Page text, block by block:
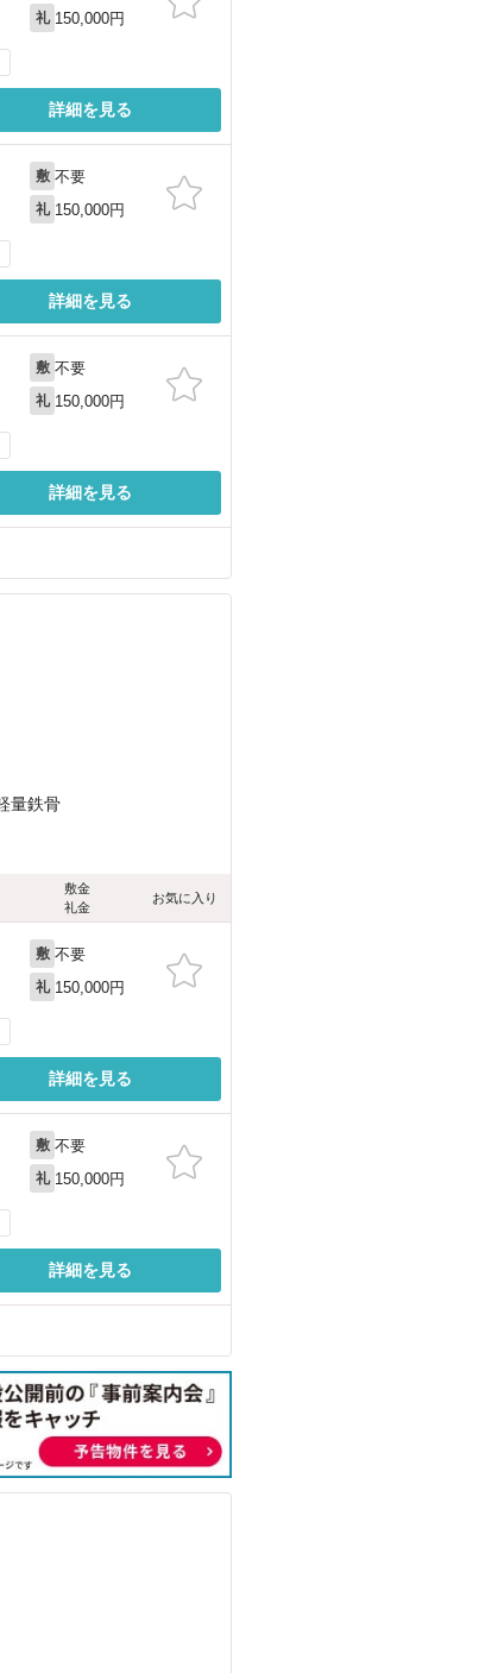
礼 150,000円
詳細を見る
敷 不要
礼 150,000円
詳細を見る
敷 不要
礼 150,000円
詳細を見る
量鉄骨
敷金
礼金
お気に入り
敷 不要
礼 150,000円
詳細を見る
敷 不要
礼 150,000円
詳細を見る